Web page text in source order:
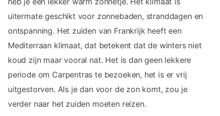
uitermate geschikt voor zonnebaden, stranddagen en
ontspanning. Het zuiden van Frankrijk heeft een
Mediterraan klimaat, dat betekent dat de winters niet
koud zijn maar vooral nat. Het is dan geen lekkere
periode om Carpentras te bezoeken, het is er vrij
uitgestorven. Als je dan voor de zon komt, zou je
verder naar het zuiden moeten reizen.